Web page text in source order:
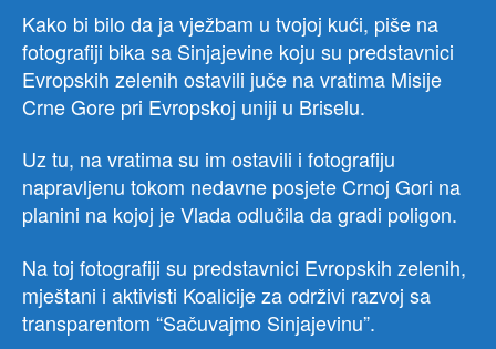
Kako bi bilo da ja vježbam u tvojoj kući, piše na
fotografiji bika sa Sinjajevine koju su predstavnici
Evropskih zelenih ostavili juče na vratima Misije
Crne Gore pri Evropskoj uniji u Briselu.
Uz tu, na vratima su im ostavili i fotografiju
napravljenu tokom nedavne posjete Crnoj Gori na
planini na kojoj je Vlada odlučila da gradi poligon.
Na toj fotografiji su predstavnici Evropskih zelenih,
mještani i aktivisti Koalicije za održivi razvoj sa
transparentom “Sačuvajmo Sinjajevinu”.